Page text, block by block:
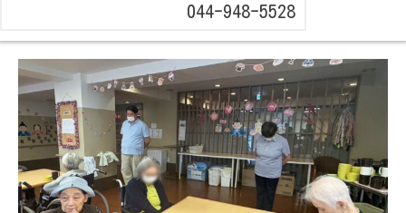
044-948-5528